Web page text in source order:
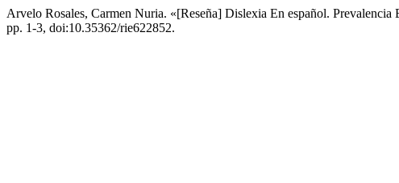
Arvelo Rosales, Carmen Nuria. «[Reseña] Dislexia En español.
pp. 1-3, doi:10.35362/rie622852.